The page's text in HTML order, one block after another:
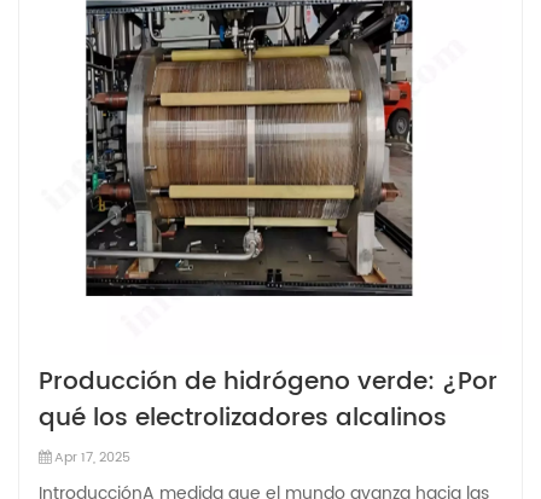
Producción de hidrógeno verde: ¿Por
qué los electrolizadores alcalinos
lideran el mercado?
Apr 17, 2025
IntroducciónA medida que el mundo avanza hacia las